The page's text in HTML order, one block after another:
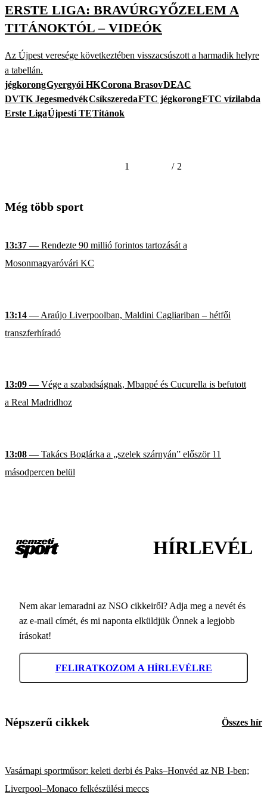
ERSTE LIGA: BRAVÚRGYŐZELEM A
TITÁNOKTÓL – VIDEÓK
Az Újpest veresége következtében visszacsúszott a harmadik helyre
a tabellán.
jégkorongGyergyói HKCorona BrasovDEAC
DVTK JegesmedvékCsíkszeredaFTC jégkorongFTC vízilabda
Erste LigaÚjpesti TETitánok
1 / 2
Még több sport
13:37 — Rendezte 90 millió forintos tartozását a
Mosonmagyaróvári KC
13:14 — Araújo Liverpoolban, Maldini Cagliariban – hétfői
transzferhíradó
13:09 — Vége a szabadságnak, Mbappé és Cucurella is befutott
a Real Madridhoz
13:08 — Takács Boglárka a „szelek szárnyán” először 11
másodpercen belül
HÍRLEVÉL
Nem akar lemaradni az NSO cikkeiről? Adja meg a nevét és
az e-mail címét, és mi naponta elküldjük Önnek a legjobb
írásokat!
FELIRATKOZOM A HÍRLEVÉLRE
Népszerű cikkek Összes hír
Vasárnapi sportműsor: keleti derbi és Paks–Honvéd az NB I-ben;
Liverpool–Monaco felkészülési meccs